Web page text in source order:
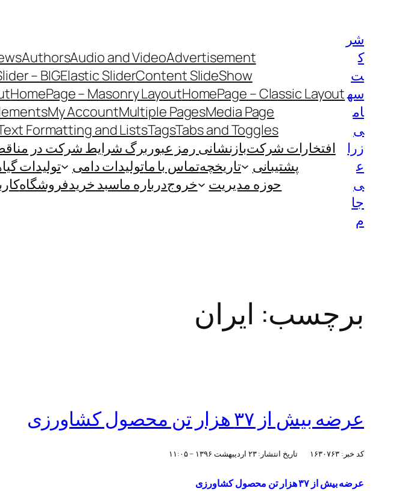
شر
ک
ت
سه
ام
ی
زرا
ع
ی
جا
م
Advertisement
Audio and Video
Authors
Content SlideShow
Elastic Slider
– BIG
HomePage – Classic Layout
HomePage – Masonry Layout
Media Page
Multiple Pages
My Account
Tabs and Toggles
Tags
Formatting and Lists
افتخارات شرکتبازنشانی رمز عبور برگ شرایط شرکت در
پشتیبانی
تاریخچهتماس با ماتولیدات دامی تولیدات
حوزه مدیریت
خروجدرباره ماسبد خریدفروشگاه
برچسب: ایران
عرضه بیش از ۳۷ هزار تن محصول کشاورزی
کد خبر:۱۶۳۰۷۶۳ تاریخ انتشار:۲۳ ارديبهشت ۱۳۹۶ – ۱۱:۰۵
عرضه بیش از ۳۷ هزار تن محصول کشاورزی